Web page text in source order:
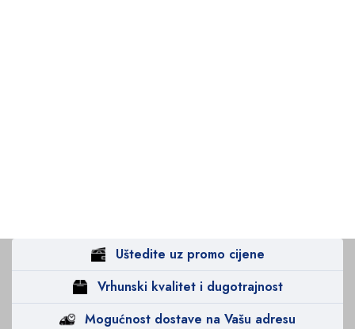
Uštedite uz promo cijene
Vrhunski kvalitet i dugotrajnost
Mogućnost dostave na Vašu adresu